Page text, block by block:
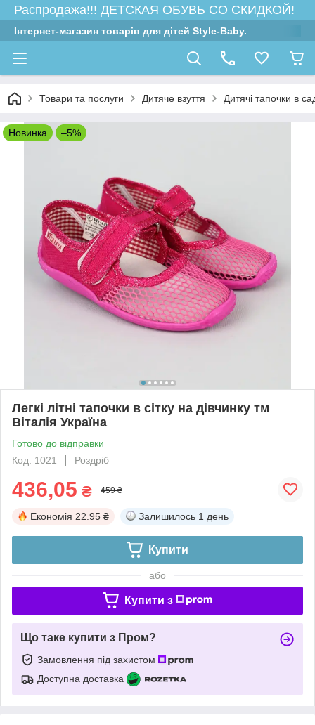
Распродажа!!! ДЕТСКАЯ ОБУВЬ СО СКИДКОЙ!
Інтернет-магазин товарів для дітей Style-Baby.
Товари та послуги Дитяче взуття Дитячі тапочки в
Новинка –5%
Легкі літні тапочки в сітку на дівчинку тм
Віталія Україна
Готово до відправки
Код: 1021
Роздріб
436,05 ₴ 459 ₴
Економія 22.95 ₴ Залишилось 1 день
Купити
або
Купити з
Що таке купити з Пром?
Замовлення під захистом
Доступна доставка